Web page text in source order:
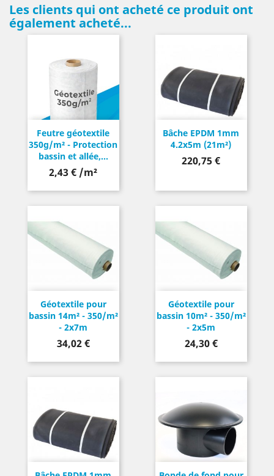
Les clients qui ont acheté ce produit ont
également acheté...
Feutre géotextile
350g/m² - Protection
bassin et allée,...
2,43 € /m²
Bâche EPDM 1mm
4.2x5m (21m²)
Prix
220,75 €
Géotextile pour
bassin 14m² - 350/m²
- 2x7m
Prix
34,02 €
Géotextile pour
bassin 10m² - 350/m²
- 2x5m
Prix
24,30 €